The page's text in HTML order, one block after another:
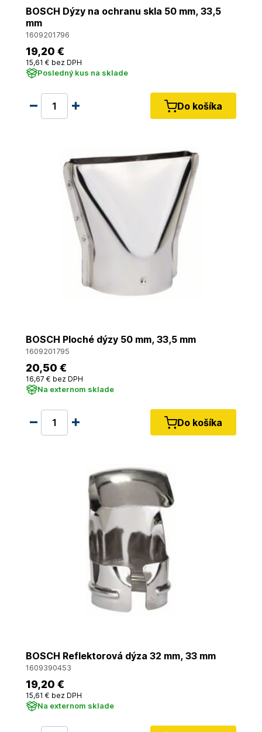
BOSCH Dýzy na ochranu skla 50 mm, 33,5
mm
1609201796
19,20 €
15,61 € bez DPH
Posledný kus na sklade
Do košíka
BOSCH Ploché dýzy 50 mm, 33,5 mm
1609201795
20,50 €
16,67 € bez DPH
Na externom sklade
Do košíka
BOSCH Reflektorová dýza 32 mm, 33 mm
1609390453
19,20 €
15,61 € bez DPH
Na externom sklade